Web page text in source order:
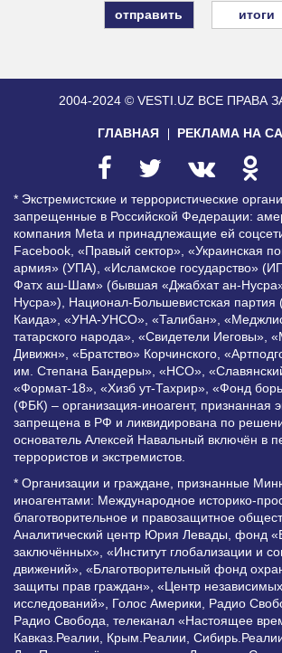
итоги
2004-2024 © VESTI.UZ ВСЕ ПРАВА
ГЛАВНАЯ РЕКЛАМА НА
* Экстремистские и террористические
запрещенные в Российской Федерации:
компания Meta и принадлежащие ей
Facebook, «Правый сектор», «Украинская
армия» (УПА), «Исламское государство»
Фатх аш-Шам» (бывшая «Джабхат ан-
Нусра»), Национал-Большевистская
Каида», «УНА-УНСО», «Талибан»,
татарского народа», «Свидетели Иеговы»,
Дивижн», «Братство» Корчинского,
им. Степана Бандеры», «НСО»,
«Формат-18», «Хизб ут-Тахрир», «Фонд
(ФБК) – организация-иноагент, признанная
запрещена в РФ и ликвидирована по
основатель Алексей Навальный включён в
террористов и экстремистов.
* Организации и граждане, признанные
иноагентами: Международное историко-
благотворительное и правозащитное
Аналитический центр Юрия Левады, фонд
заключённых», «Институт глобализации и
движений», «Благотворительный фонд
защиты прав граждан», «Центр
исследований», Голос Америки, Радио
Радио Свобода, телеканал «Настоящее
Кавказ.Реалии, Крым.Реалии,